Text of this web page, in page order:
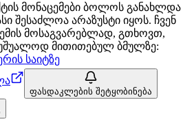
მონაცემები ბოლოს განახლდა
შესაძლოა არაზუსტი იყოს. ჩვენ
მოსაგვარებლად, გთხოვთ,
მითითებულ ბმულზე:
საიტზე
ფასდაკლების შეტყობინება